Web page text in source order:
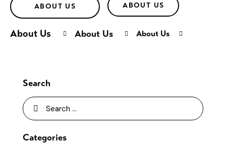
ABOUT US ABOUT US
About Us About Us About Us
Search
Categories